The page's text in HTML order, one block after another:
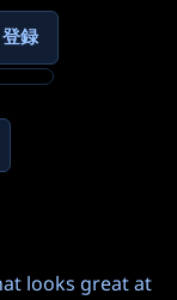
登録
looks great at